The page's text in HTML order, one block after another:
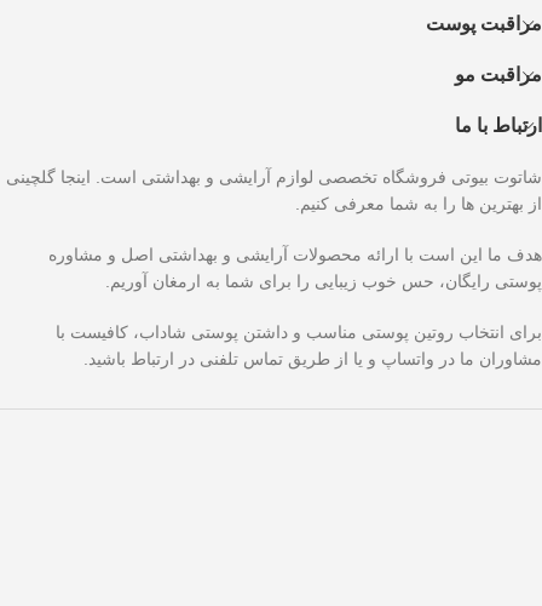
مراقبت پوست
مراقبت مو
ارتباط با ما
شاتوت بیوتی فروشگاه تخصصی لوازم آرایشی و بهداشتی است. اینجا گلچینی
از بهترین ها را به شما معرفی کنیم.
هدف ما این است با ارائه محصولات آرایشی و بهداشتی اصل و مشاوره
پوستی رایگان، حس خوب زیبایی را برای شما به ارمغان آوریم.
برای انتخاب روتین پوستی مناسب و داشتن پوستی شاداب، کافیست با
مشاوران ما در واتساپ و یا از طریق تماس تلفنی در ارتباط باشید.